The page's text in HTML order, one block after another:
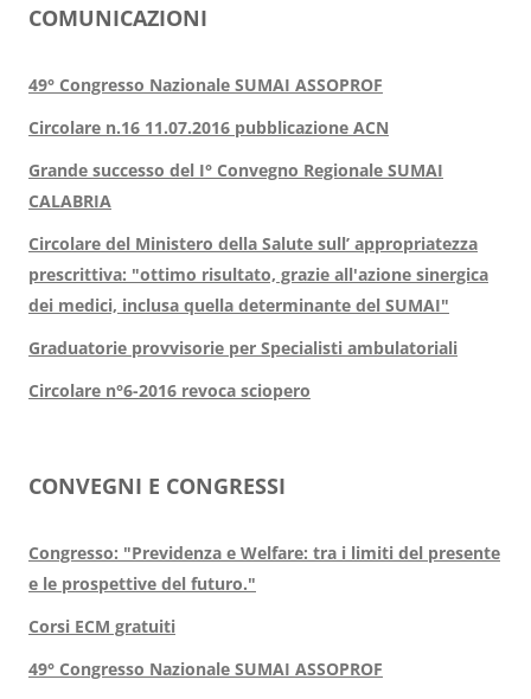
COMUNICAZIONI
49° Congresso Nazionale SUMAI ASSOPROF
Circolare n.16 11.07.2016 pubblicazione ACN
Grande successo del I° Convegno Regionale SUMAI
CALABRIA
Circolare del Ministero della Salute sull’ appropriatezza
prescrittiva: "ottimo risultato, grazie all'azione sinergica
dei medici, inclusa quella determinante del SUMAI"
Graduatorie provvisorie per Specialisti ambulatoriali
Circolare n°6-2016 revoca sciopero
CONVEGNI E CONGRESSI
Congresso: "Previdenza e Welfare: tra i limiti del presente
e le prospettive del futuro."
Corsi ECM gratuiti
49° Congresso Nazionale SUMAI ASSOPROF